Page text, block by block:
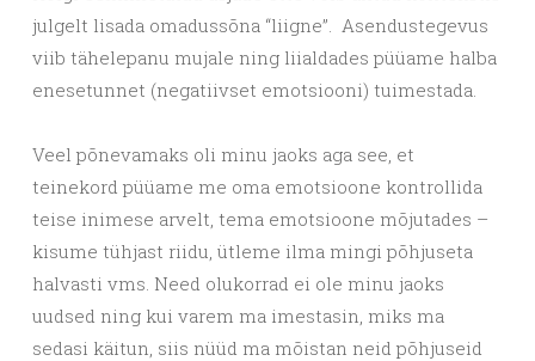
julgelt lisada omadussõna “liigne”. Asendustegevus
viib tähelepanu mujale ning liialdades püüame halba
enesetunnet (negatiivset emotsiooni) tuimestada.
Veel põnevamaks oli minu jaoks aga see, et
teinekord püüame me oma emotsioone kontrollida
teise inimese arvelt, tema emotsioone mõjutades –
kisume tühjast riidu, ütleme ilma mingi põhjuseta
halvasti vms. Need olukorrad ei ole minu jaoks
uudsed ning kui varem ma imestasin, miks ma
sedasi käitun, siis nüüd ma mõistan neid põhjuseid